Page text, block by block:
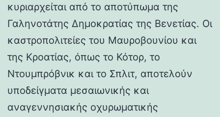
κυριαρχείται από το αποτύπωμα της
Γαληνοτάτης Δημοκρατίας της Βενετίας. Οι
καστροπολιτείες του Μαυροβουνίου και
της Κροατίας, όπως το Κότορ, το
Ντουμπρόβνικ και το Σπλιτ, αποτελούν
υποδείγματα μεσαιωνικής και
αναγεννησιακής οχυρωματικής